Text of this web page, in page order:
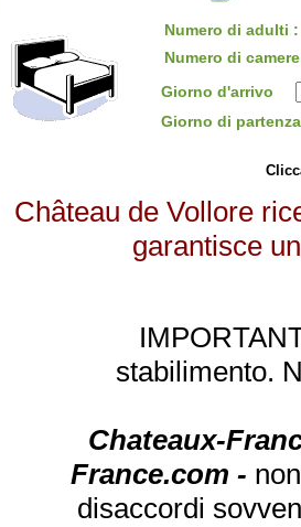
Numero di adulti :
Numero di
Giorno d'arrivo
Giorno di
Château de Vollore
garantisce
stabilimento.
Chateaux-
France.com -
disaccordi